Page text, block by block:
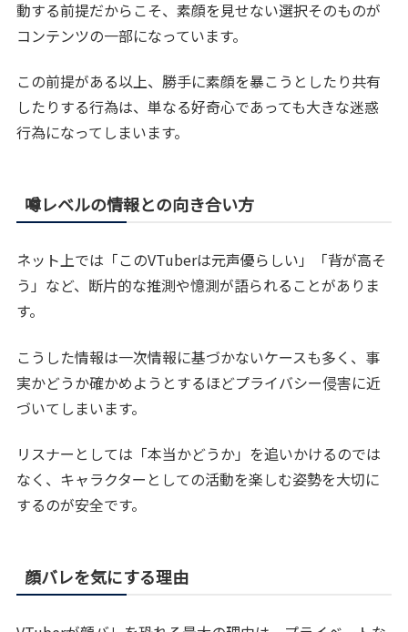
動する前提だからこそ、素顔を見せない選択そのものが
コンテンツの一部になっています。
この前提がある以上、勝手に素顔を暴こうとしたり共有
したりする行為は、単なる好奇心であっても大きな迷惑
行為になってしまいます。
噂レベルの情報との向き合い方
ネット上では「このVTuberは元声優らしい」「背が高そ
う」など、断片的な推測や憶測が語られることがありま
す。
こうした情報は一次情報に基づかないケースも多く、事
実かどうか確かめようとするほどプライバシー侵害に近
づいてしまいます。
リスナーとしては「本当かどうか」を追いかけるのでは
なく、キャラクターとしての活動を楽しむ姿勢を大切に
するのが安全です。
顔バレを気にする理由